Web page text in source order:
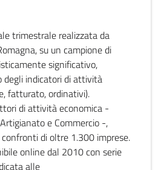
trimestrale realizzata da
su un campione di
significativo,
indicatori di attività
fatturato, ordinativi).
di attività economica -
e Commercio -,
di oltre 1.300 imprese.
online dal 2010 con serie
alle